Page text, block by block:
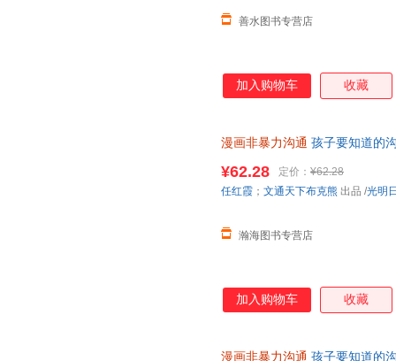
善水图书专营店
加入购物车 收藏
漫画非暴力沟通 孩子要知道的
¥62.28 定价： ¥62.28
瀚海图书专营店
任红霞 ； 文通天下布克熊 出品 /光明
加入购物车 收藏
漫画非暴力沟通 孩子要知道的